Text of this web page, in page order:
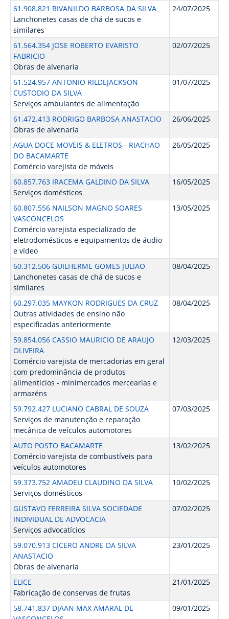
61.908.821 RIVANILDO BARBOSA DA SILVA
Lanchonetes casas de chá de sucos e
similares
24/07/2025
61.564.354 JOSE ROBERTO EVARISTO
FABRICIO
Obras de alvenaria
02/07/2025
61.524.957 ANTONIO RILDEJACKSON
CUSTODIO DA SILVA
Serviços ambulantes de alimentação
01/07/2025
61.472.413 RODRIGO BARBOSA ANASTACIO
Obras de alvenaria
26/06/2025
AGUA DOCE MOVEIS & ELETROS - RIACHAO
DO BACAMARTE
Comércio varejista de móveis
26/05/2025
60.857.763 IRACEMA GALDINO DA SILVA
Serviços domésticos
16/05/2025
60.807.556 NAILSON MAGNO SOARES
VASCONCELOS
Comércio varejista especializado de
eletrodomésticos e equipamentos de áudio
e vídeo
13/05/2025
60.312.506 GUILHERME GOMES JULIAO
Lanchonetes casas de chá de sucos e
similares
08/04/2025
60.297.035 MAYKON RODRIGUES DA CRUZ
Outras atividades de ensino não
especificadas anteriormente
08/04/2025
59.854.056 CASSIO MAURICIO DE ARAUJO
OLIVEIRA
Comércio varejista de mercadorias em geral
com predominância de produtos
alimentícios - minimercados mercearias e
armazéns
12/03/2025
59.792.427 LUCIANO CABRAL DE SOUZA
Serviços de manutenção e reparação
mecânica de veículos automotores
07/03/2025
AUTO POSTO BACAMARTE
Comércio varejista de combustíveis para
veículos automotores
13/02/2025
59.373.752 AMADEU CLAUDINO DA SILVA
Serviços domésticos
10/02/2025
GUSTAVO FERREIRA SILVA SOCIEDADE
INDIVIDUAL DE ADVOCACIA
Serviços advocatícios
07/02/2025
59.070.913 CICERO ANDRE DA SILVA
ANASTACIO
Obras de alvenaria
23/01/2025
ELICE
Fabricação de conservas de frutas
21/01/2025
58.741.837 DJAAN MAX AMARAL DE
09/01/2025